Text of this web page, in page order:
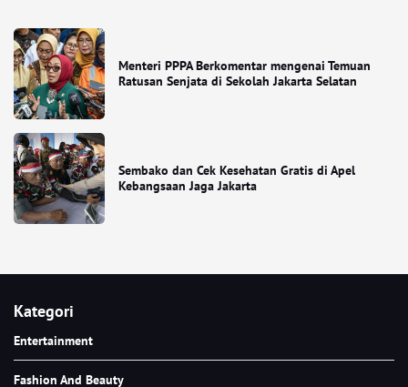
Menteri PPPA Berkomentar mengenai Temuan
Ratusan Senjata di Sekolah Jakarta Selatan
Sembako dan Cek Kesehatan Gratis di Apel
Kebangsaan Jaga Jakarta
Kategori
Entertainment
Fashion And Beauty